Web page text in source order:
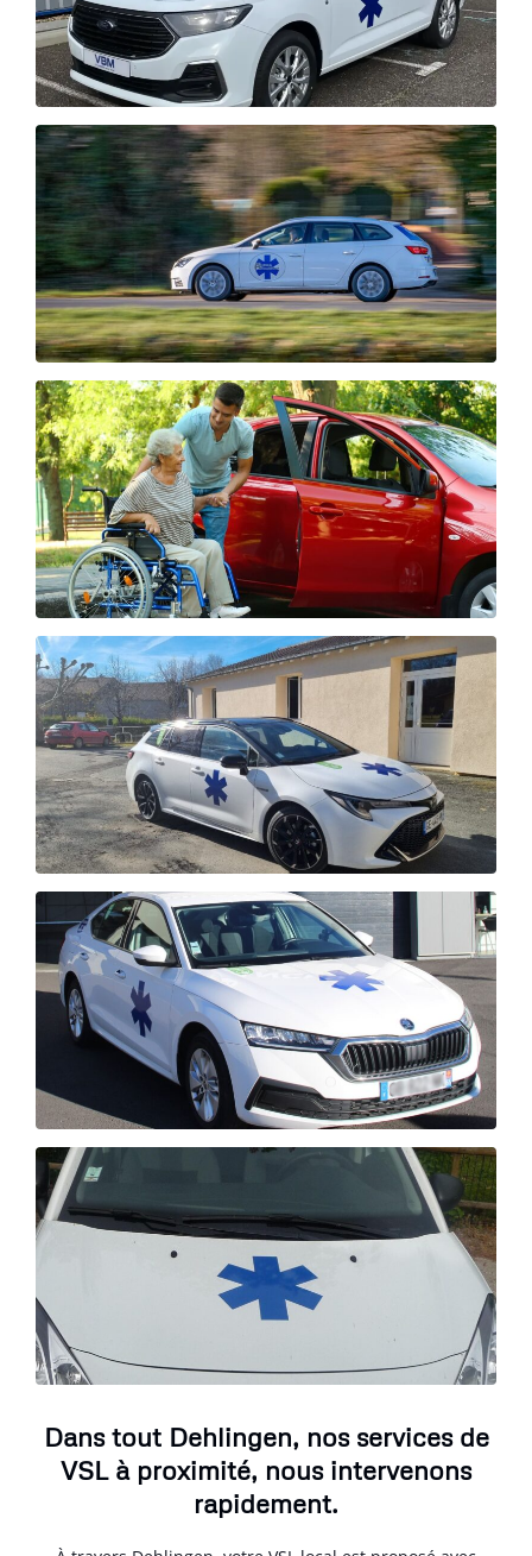
Dans tout Dehlingen, nos services de
VSL à proximité, nous intervenons
rapidement.